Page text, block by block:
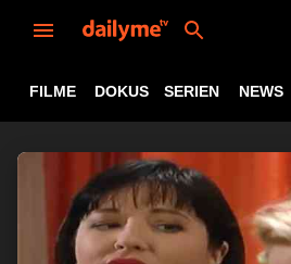
FILME DOKUS SERIEN NEWS